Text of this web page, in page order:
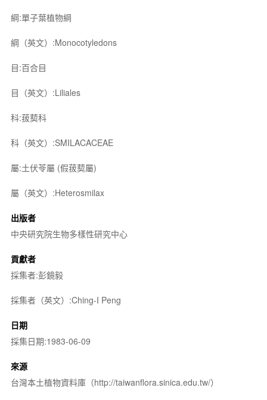
綱:單子葉植物綱
綱（英文）:Monocotyledons
目:百合目
目（英文）:Liliales
科:菝葜科
科（英文）:SMILACACEAE
屬:土伏苓屬 (假菝葜屬)
屬（英文）:Heterosmilax
出版者
中央研究院生物多樣性研究中心
貢獻者
採集者:彭鏡毅
採集者（英文）:Ching-I Peng
日期
採集日期:1983-06-09
來源
台灣本土植物資料庫（http://taiwanflora.sinica.edu.tw/）